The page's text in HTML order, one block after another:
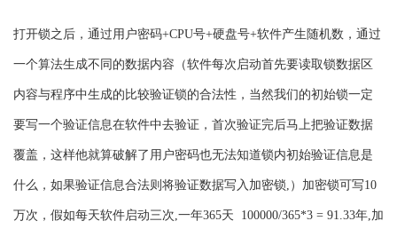
打开锁之后，通过用户密码+CPU号+硬盘号+软件产生随机数，通过
一个算法生成不同的数据内容（软件每次启动首先要读取锁数据区
内容与程序中生成的比较验证锁的合法性，当然我们的初始锁一定
要写一个验证信息在软件中去验证，首次验证完后马上把验证数据
覆盖，这样他就算破解了用户密码也无法知道锁内初始验证信息是
什么，如果验证信息合法则将验证数据写入加密锁,）加密锁可写10
万次，假如每天软件启动三次,一年365天 100000/365*3 = 91.33年,加